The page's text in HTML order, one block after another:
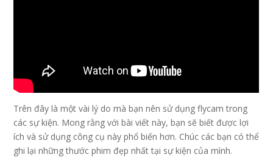
Trên đây là một vài lý do mà bạn nên sử dụng flycam trong
các sự kiện. Mong rằng với bài viết này, bạn sẽ biết được lợi
ích và sử dụng công cụ này phổ biến hơn. Chúc các bạn có thể
ghi lại những thước phim đẹp nhất tại sự kiện của mình.